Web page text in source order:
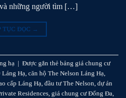
và những người tìm […]
TỤC ĐỌC →
hạ Được gắn thẻ bảng giá chung cư
Láng Hạ, căn hộ The Nelson Láng Hạ,
cấp Láng Hạ, đầu tư The Nelson, dự án
Residences, giá chung cư Đống Đa,